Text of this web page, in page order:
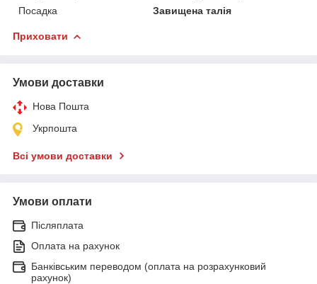
Посадка
Завищена талія
Приховати
Умови доставки
Нова Пошта
Укрпошта
Всі умови доставки
Умови оплати
Післяплата
Оплата на рахунок
Банківським переводом (оплата на розрахунковий
рахунок)